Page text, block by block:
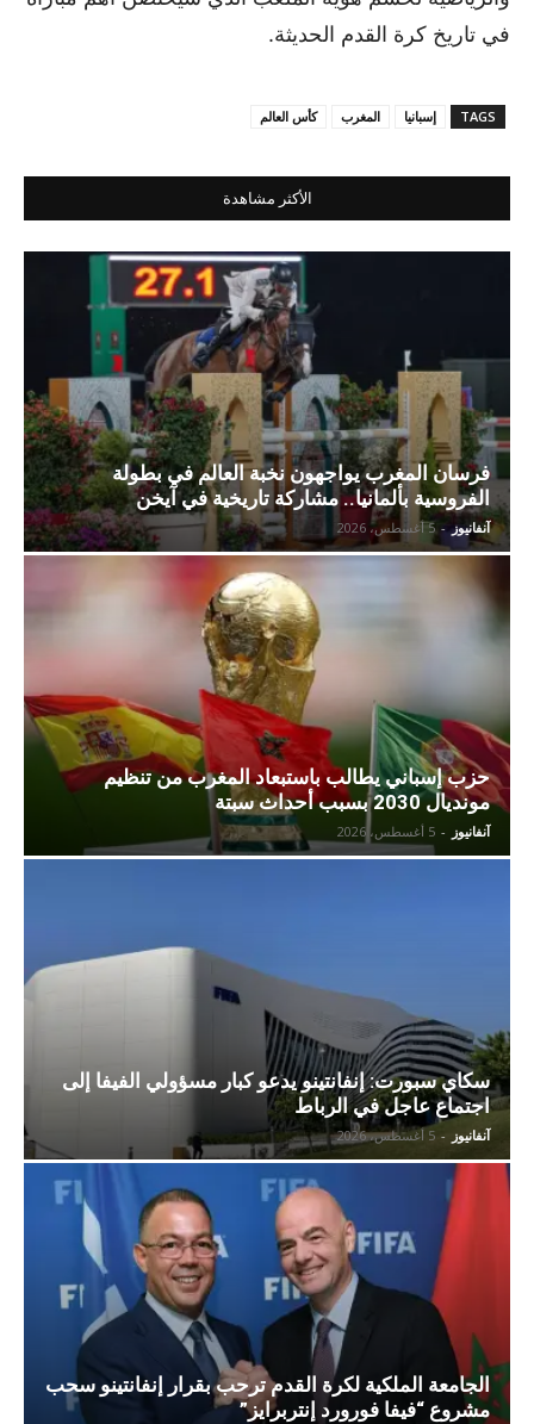
في تاريخ كرة القدم الحديثة.
TAGS إسبانيا المغرب كأس العالم
الأكثر مشاهدة
فرسان المغرب يواجهون نخبة العالم في بطولة
الفروسية بألمانيا.. مشاركة تاريخية في آيخن
آنفانيوز - 5 أغسطس، 2026
حزب إسباني يطالب باستبعاد المغرب من تنظيم
مونديال 2030 بسبب أحداث سبتة
آنفانيوز - 5 أغسطس، 2026
سكاي سبورت: إنفانتينو يدعو كبار مسؤولي الفيفا إلى
اجتماع عاجل في الرباط
آنفانيوز - 5 أغسطس، 2026
الجامعة الملكية لكرة القدم ترحب بقرار إنفانتينو سحب
مشروع “فيفا فورورد إنتربرايز”